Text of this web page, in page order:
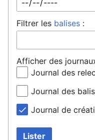
Filtrer les balises :
Afficher des
Journal des
Journal des
Journal de
Lister